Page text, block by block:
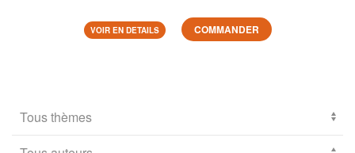
VOIR EN DETAILS COMMANDER